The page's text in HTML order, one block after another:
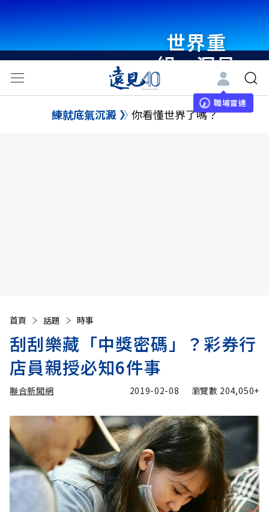
世界重
組・洞見
未來 與
世界領袖
職場雷達
練就底氣沉澱 你看懂世界了嗎？
首頁 話題 時事
刮刮樂藏「中獎密碼」？彩券行
店員親授必知6件事
聯合新聞網 2019-02-08 瀏覽數 204,050+